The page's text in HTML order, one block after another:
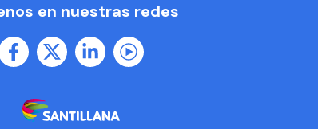
en nuestras redes